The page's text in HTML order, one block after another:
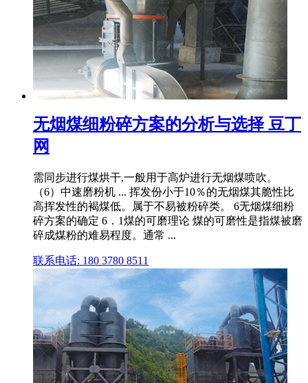
无烟煤细粉碎方案的分析与选择 豆丁
网
需同步进行煤烘干,一般用于高炉进行无烟煤喷吹。
（6）中速磨粉机 ... 挥发份小于10％的无烟煤其脆性比
高挥发性的褐煤低。属于不易被粉碎类。 6无烟煤细粉
碎方案的确定 6．1煤的可磨理论 煤的可磨性是指煤被磨
碎成煤粉的难易程度。通常 ...
联系电话: 180 3780 8511